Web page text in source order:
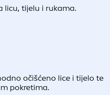
licu, tijelu i rukama.
očišćeno lice i tijelo te
pokretima.